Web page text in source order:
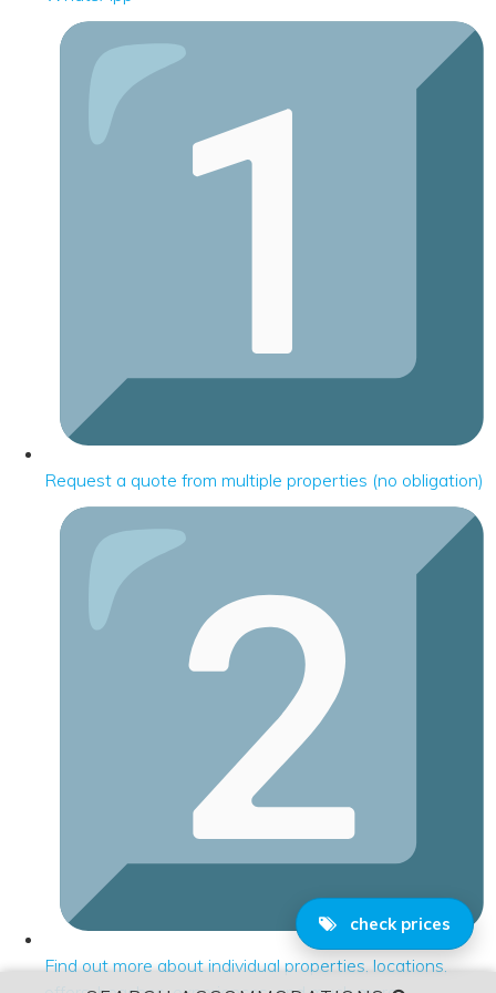
check prices
Request a quote from multiple properties (no obligation)
Find out more about individual properties, locations,